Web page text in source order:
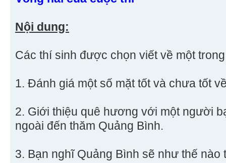
Nội dung:
Các thí sinh được chọn viết về một
1. Đánh giá một số mặt tốt và chưa tốt
2. Giới thiệu quê hương với một người
ngoài đến thăm Quảng Bình.
3. Bạn nghĩ Quảng Bình sẽ như thế nào